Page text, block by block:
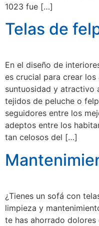
1023 fue […]
Telas de
En el diseño de
es crucial para crear los
suntuosidad y atractivo
tejidos de peluche o
seguidores entre los
adeptos entre los
tan celosos del […]
¿Tienes un sofá con
limpieza y
te has ahorrado